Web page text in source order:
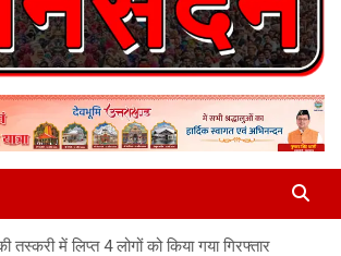
तस्करी में लिप्त 4 लोगों को किया गया गिरफ्तार